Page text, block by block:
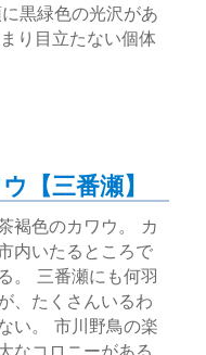
黒緑色の光沢があ
り目立たない個体
【三番瀬】
褐色のカワウ。 カ
内いたるところで
。 三番瀬にも何羽
、たくさんいるわ
い。 市川野鳥の楽